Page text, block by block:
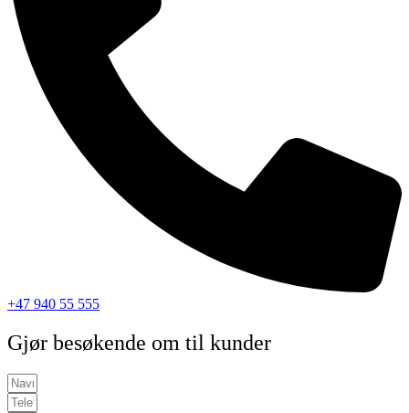
+47 940 55 555
Gjør besøkende om til kunder